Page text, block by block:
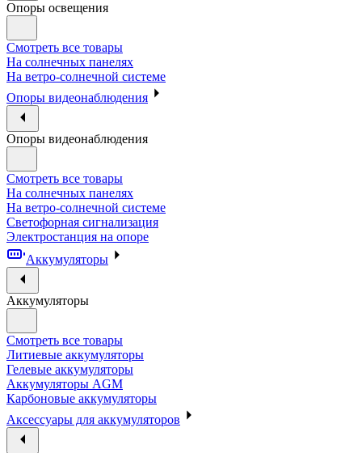
Опоры освещения
Смотреть все товары
На солнечных панелях
На ветро-солнечной системе
Опоры видеонаблюдения
Опоры видеонаблюдения
Смотреть все товары
На солнечных панелях
На ветро-солнечной системе
Светофорная сигнализация
Электростанция на опоре
Аккумуляторы
Аккумуляторы
Смотреть все товары
Литиевые аккумуляторы
Гелевые аккумуляторы
Аккумуляторы AGM
Карбоновые аккумуляторы
Аксессуары для аккумуляторов